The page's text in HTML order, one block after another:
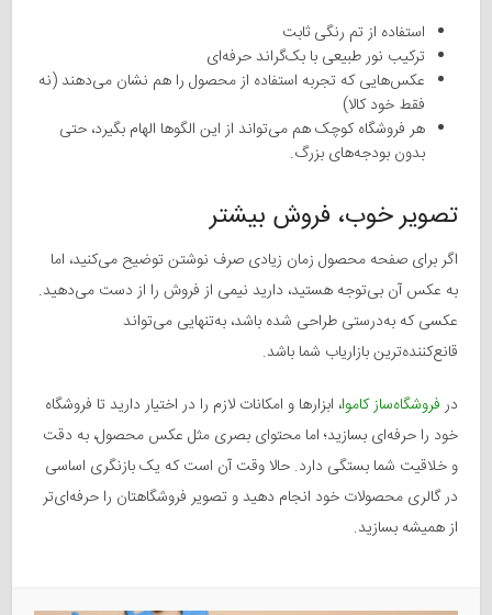
استفاده از تم رنگی ثابت
ترکیب نور طبیعی با بک‌گراند حرفه‌ای
عکس‌هایی که تجربه استفاده از محصول را هم نشان می‌دهند (نه
فقط خود کالا)
هر فروشگاه کوچک هم می‌تواند از این الگوها الهام بگیرد، حتی
بدون بودجه‌های بزرگ.
تصویر خوب، فروش بیشتر
اگر برای صفحه محصول زمان زیادی صرف نوشتن توضیح می‌کنید، اما
به عکس آن بی‌توجه هستید، دارید نیمی از فروش را از دست می‌دهید.
عکسی که به‌درستی طراحی شده باشد، به‌تنهایی می‌تواند
قانع‌کننده‌ترین بازاریاب شما باشد.
در فروشگاه‌ساز کاموا، ابزارها و امکانات لازم را در اختیار دارید تا فروشگاه
خود را حرفه‌ای بسازید؛ اما محتوای بصری مثل عکس محصول، به دقت
و خلاقیت شما بستگی دارد. حالا وقت آن است که یک بازنگری اساسی
در گالری محصولات خود انجام دهید و تصویر فروشگاهتان را حرفه‌ای‌تر
از همیشه بسازید.